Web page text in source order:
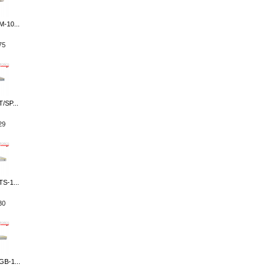
10...
SP...
1...
1...